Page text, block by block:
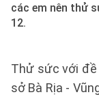
các em nên thử
12.
Thử sức với đề
sở Bà Rịa -